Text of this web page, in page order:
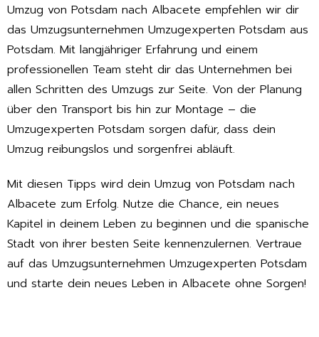
Umzug von Potsdam nach Albacete empfehlen wir dir
das Umzugsunternehmen Umzugexperten Potsdam aus
Potsdam. Mit langjähriger Erfahrung und einem
professionellen Team steht dir das Unternehmen bei
allen Schritten des Umzugs zur Seite. Von der Planung
über den Transport bis hin zur Montage – die
Umzugexperten Potsdam sorgen dafür, dass dein
Umzug reibungslos und sorgenfrei abläuft.
Mit diesen Tipps wird dein Umzug von Potsdam nach
Albacete zum Erfolg. Nutze die Chance, ein neues
Kapitel in deinem Leben zu beginnen und die spanische
Stadt von ihrer besten Seite kennenzulernen. Vertraue
auf das Umzugsunternehmen Umzugexperten Potsdam
und starte dein neues Leben in Albacete ohne Sorgen!